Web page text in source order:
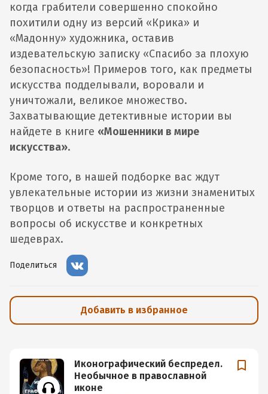
когда грабители совершенно спокойно
похитили одну из версий «Крика» и
«Мадонну» художника, оставив
издевательскую записку «Спасибо за плохую
безопасность»! Примеров того, как предметы
искусства подделывали, воровали и
уничтожали, великое множество.
Захватывающие детективные истории вы
найдете в книге «Мошенники в мире
искусства».
Кроме того, в нашей подборке вас ждут
увлекательные истории из жизни знаменитых
творцов и ответы на распространенные
вопросы об искусстве и конкретных
шедеврах.
Поделиться
Добавить в избранное
Иконографический беспредел.
Необычное в православной
иконе